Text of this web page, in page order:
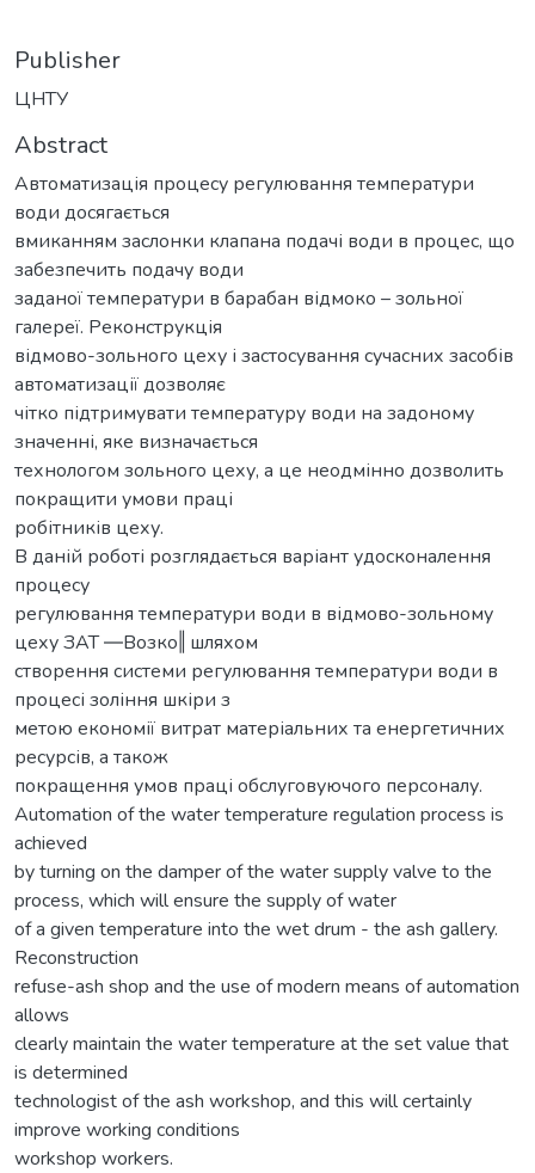
Publisher
ЦНТУ
Abstract
Автоматизація процесу регулювання температури
води досягається
вмиканням заслонки клапана подачі води в процес, що
забезпечить подачу води
заданої температури в барабан відмоко – зольної
галереї. Реконструкція
відмово-зольного цеху і застосування сучасних засобів
автоматизації дозволяє
чітко підтримувати температуру води на задоному
значенні, яке визначається
технологом зольного цеху, а це неодмінно дозволить
покращити умови праці
робітників цеху.
В даній роботі розглядається варіант удосконалення
процесу
регулювання температури води в відмово-зольному
цеху ЗАТ ―Возко‖ шляхом
створення системи регулювання температури води в
процесі зоління шкіри з
метою економії витрат матеріальних та енергетичних
ресурсів, а також
покращення умов праці обслуговуючого персоналу.
Automation of the water temperature regulation process is
achieved
by turning on the damper of the water supply valve to the
process, which will ensure the supply of water
of a given temperature into the wet drum - the ash gallery.
Reconstruction
refuse-ash shop and the use of modern means of automation
allows
clearly maintain the water temperature at the set value that
is determined
technologist of the ash workshop, and this will certainly
improve working conditions
workshop workers.